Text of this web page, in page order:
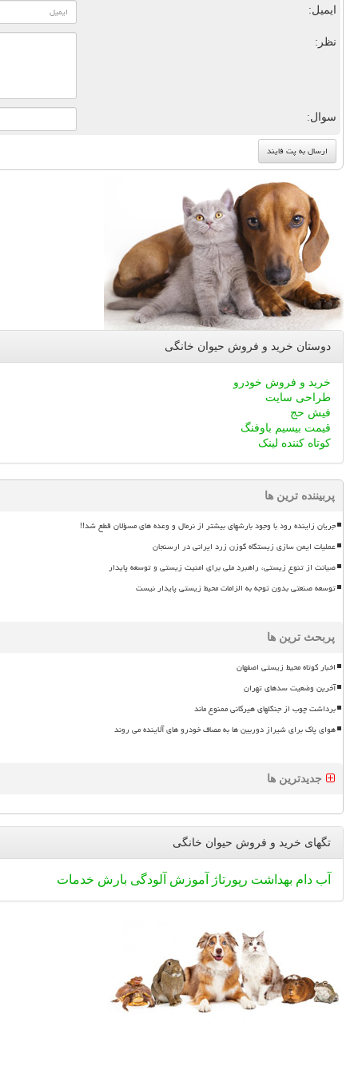
ایمیل:
نظر:
سوال:
دوستان خرید و فروش حیوان خانگی
خرید و فروش خودرو
طراحی سایت
فیش حج
قیمت بیسیم باوفنگ
کوتاه کننده لینک
پربیننده ترین ها
جریان زاینده رود با وجود بارشهای بیشتر از نرمال و وعده های مسؤلان قطع شد!!
عملیات ایمن سازی زیستگاه گوزن زرد ایرانی در ارسنجان
صیانت از تنوع زیستی، راهبرد ملی برای امنیت زیستی و توسعه پایدار
توسعه صنعتی بدون توجه به الزامات محیط زیستی پایدار نیست
پربحث ترین ها
اخبار کوتاه محیط زیستی اصفهان
آخرین وضعیت سدهای تهران
برداشت چوب از جنگلهای هیرکانی ممنوع ماند
هوای پاک برای شیراز دوربین ها به مصاف خودرو های آلاینده می روند
جدیدترین ها
تگهای خرید و فروش حیوان خانگی
آب دام بهداشت رپورتاژ آموزش آلودگی بارش خدمات